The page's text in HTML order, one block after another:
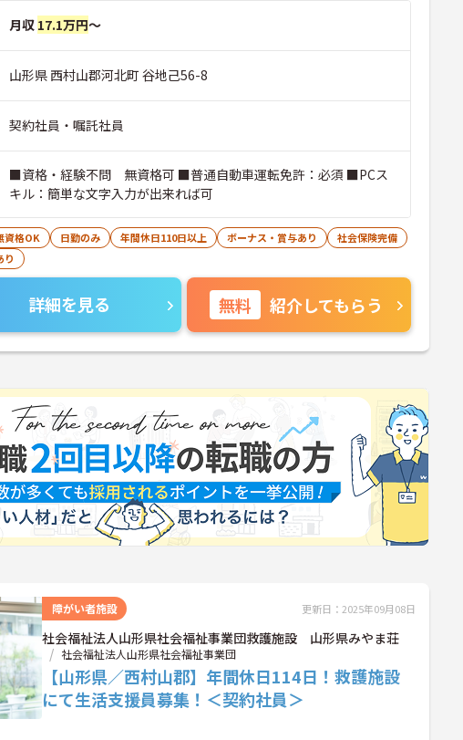
月収 17.1万円～
山形県 西村山郡河北町 谷地己56-8
契約社員・嘱託社員
■資格・経験不問 無資格可 ■普通自動車運転免許：必須 ■PCス
キル：簡単な文字入力が出来れば可
資格OK 日勤のみ 年間休日110日以上 ボーナス・賞与あり
社会保険完備
り
詳細を見る 無料 紹介してもらう
障がい者施設 更新日：2025年09月08日
社会福祉法人山形県社会福祉事業団救護施設 山形県みやま荘
社会福祉法人山形県社会福祉事業団
【山形県／西村山郡】年間休日114日！救護施設
にて生活支援員募集！＜契約社員＞